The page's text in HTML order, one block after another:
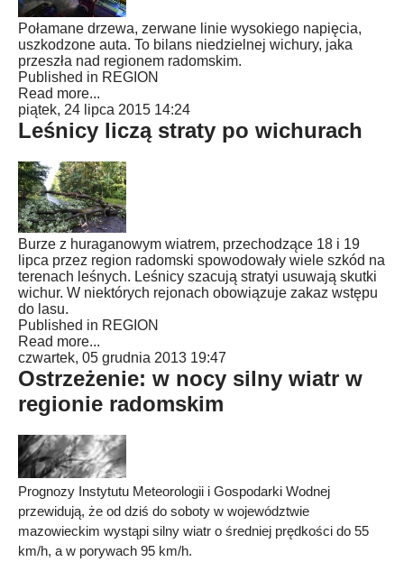
Połamane drzewa, zerwane linie wysokiego napięcia,
uszkodzone auta. To bilans niedzielnej wichury, jaka
przeszła nad regionem radomskim.
Published in REGION
Read more...
piątek, 24 lipca 2015 14:24
Leśnicy liczą straty po wichurach
Burze z huraganowym wiatrem, przechodzące 18 i 19
lipca przez region radomski spowodowały wiele szkód na
terenach leśnych. Leśnicy szacują stratyi usuwają skutki
wichur. W niektórych rejonach obowiązuje zakaz wstępu
do lasu.
Published in REGION
Read more...
czwartek, 05 grudnia 2013 19:47
Ostrzeżenie: w nocy silny wiatr w
regionie radomskim
Prognozy Instytutu Meteorologii i Gospodarki Wodnej
przewidują, że od dziś do soboty w województwie
mazowieckim wystąpi silny wiatr o średniej prędkości do 55
km/h, a w porywach 95 km/h.